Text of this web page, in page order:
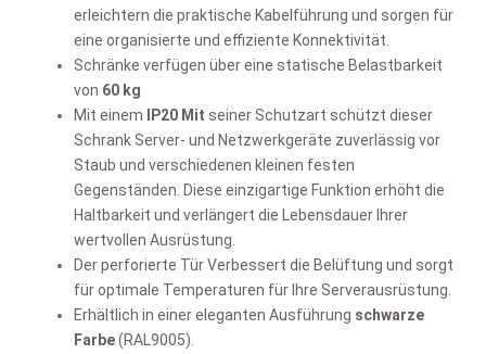
erleichtern die praktische Kabelführung und sorgen für
eine organisierte und effiziente Konnektivität.
Schränke verfügen über eine statische Belastbarkeit
von 60 kg
Mit einem
IP20 Mit seiner Schutzart schützt dieser
Schrank Server- und Netzwerkgeräte zuverlässig vor
Staub und verschiedenen kleinen festen
Gegenständen. Diese einzigartige Funktion erhöht die
Haltbarkeit und verlängert die Lebensdauer Ihrer
wertvollen Ausrüstung.
Der perforierte Tür Verbessert die Belüftung und sorgt
für optimale Temperaturen für Ihre Serverausrüstung.
Erhältlich in einer eleganten Ausführung schwarze
Farbe(RAL9005).